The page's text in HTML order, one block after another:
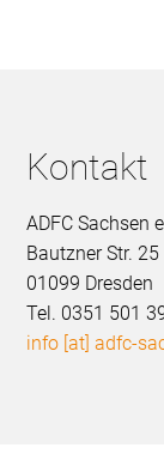
Kontakt
ADFC Sachsen
Bautzner Str. 25
01099 Dresden
Tel. 0351 501
info [at] adfc-